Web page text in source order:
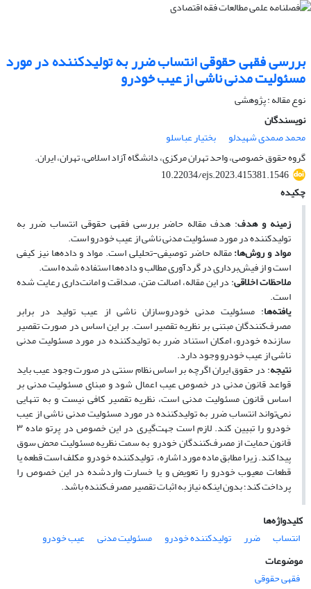
بررسی فقهی حقوقی انتساب ضرر به تولیدکننده در مورد
مسئولیت مدنی ناشی از عیب خودرو
نوع مقاله : پژوهشی
نویسندگان
محمد صمدی شهیدلو
بختیار عباسلو
گروه حقوق خصوصی، واحد تهران مرکزی، دانشگاه آزاد اسلامی، تهران، ایران.
10.22034/ejs.2023.415381.1546
چکیده
زمینه و هدف: هدف مقاله حاضر بررسی فقهی حقوقی انتساب ضرر به
تولیدکننده در مورد مسئولیت مدنی ناشی از عیب خودرو است.
مواد و روش‌ها:مقاله حاضر توصیفی-تحلیلی است. مواد و داده‌ها نیز کیفی
است و از فیش‌برداری در گردآوری مطالب و داده‌ها استفاده‌ شده است.
ملاحظات اخلاقی: در این مقاله، اصالت متن، صداقت و امانت‌داری رعایت شده
است.
یافته‌ها: مسئولیت مدنی خودروسازان ناشی از عیب تولید در برابر
مصرف‌کنندگان مبتنی­ بر نظریه تقصیر است. بر این اساس در صورت تقصیر
سازنده خودرو، امکان استناد ضرر به تولیدکننده در مورد مسئولیت مدنی
ناشی از عیب خودرو وجود دارد.
نتیجه‌: در حقوق ایران اگرچه بر اساس نظام سنتی در صورت وجود عیب باید
قواعد قانون مدنی در خصوص عیب اعمال شود و مبنای مسئولیت مدنی بر
اساس قانون مسئولیت مدنی است، نظریه تقصیر کافی نیست و به ­تنهایی
نمی‌تواند انتساب ضرر به تولیدکننده در مورد مسئولیت مدنی ناشی از عیب
خودرو را تبیین کند. لازم است جهت‌گیری در این خصوص در پرتو ماده ۳
قانون حمایت از مصرف‌­کنندگان خودرو به ­سمت نظریه مسئولیت محض سوق
پیدا کند. زیرا مطابق ماده مورد اشاره، تولیدکننده خودرو مکلف است قطعه یا
قطعات معیوب خودرو را تعویض و یا خسارت واردشده در این خصوص را
پرداخت کند؛ بدون اینکه نیاز به اثبات تقصیر مصرف‌کننده باشد.
کلیدواژه‌ها
انتساب
ضرر تولیدکننده خودرو مسئولیت مدنی
عیب خودرو
موضوعات
فقهی حقوقی